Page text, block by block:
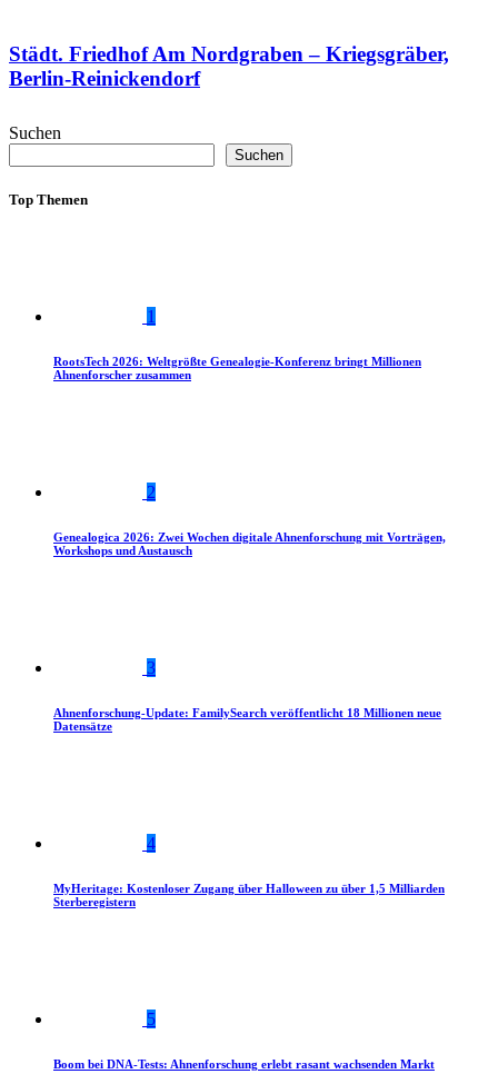
Städt. Friedhof Am Nordgraben – Kriegsgräber,
Berlin-Reinickendorf
Suchen
Suchen
Top Themen
1
RootsTech 2026: Weltgrößte Genealogie-Konferenz bringt Millionen
Ahnenforscher zusammen
2
Genealogica 2026: Zwei Wochen digitale Ahnenforschung mit Vorträgen,
Workshops und Austausch
3
Ahnenforschung-Update: FamilySearch veröffentlicht 18 Millionen neue
Datensätze
4
MyHeritage: Kostenloser Zugang über Halloween zu über 1,5 Milliarden
Sterberegistern
5
Boom bei DNA-Tests: Ahnenforschung erlebt rasant wachsenden Markt